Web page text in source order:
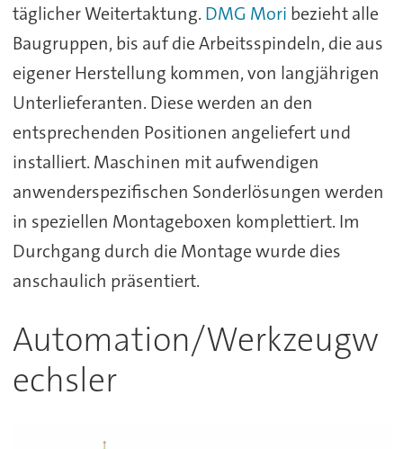
täglicher Weitertaktung. DMG Mori bezieht alle
Baugruppen, bis auf die Arbeitsspindeln, die aus
eigener Herstellung kommen, von langjährigen
Unterlieferanten. Diese werden an den
entsprechenden Positionen angeliefert und
installiert. Maschinen mit aufwendigen
anwenderspezifischen Sonderlösungen werden
in speziellen Montageboxen komplettiert. Im
Durchgang durch die Montage wurde dies
anschaulich präsentiert.
Automation/Werkzeugw
echsler